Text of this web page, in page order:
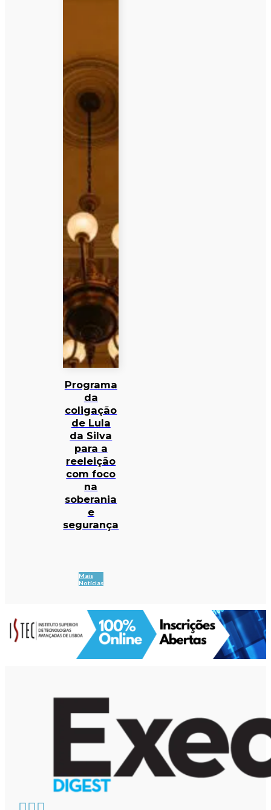
Programa
da
coligação
de Lula
da Silva
para a
reeleição
com foco
na
soberania
e
segurança
Mais
Notícias